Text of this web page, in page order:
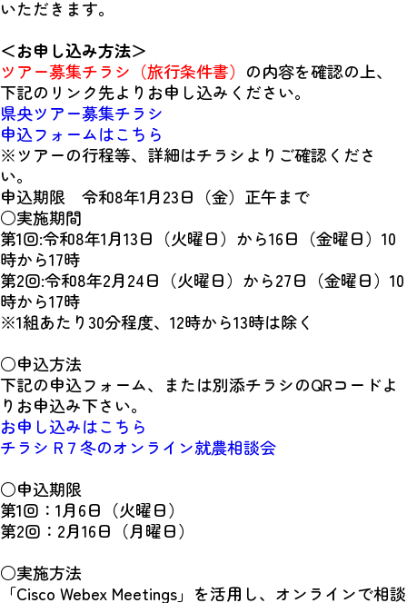
いただきます。
＜お申し込み方法＞
ツアー募集チラシ（旅行条件書） の内容を確認の上、
下記のリンク先よりお申し込みください。
県央ツアー募集チラシ
申込フォームはこちら
※ツアーの行程等、詳細はチラシよりご確認くださ
い。
申込期限 令和8年1月23日（金）正午まで
○実施期間
第1回:令和8年1月13日（火曜日）から16日（金曜日）10
時から17時
第2回:令和8年2月24日（火曜日）から27日（金曜日）10
時から17時
※1組あたり30分程度、12時から13時は除く
○申込方法
下記の申込フォーム、または別添チラシのQRコードよ
りお申込み下さい。
お申し込みはこちら
チラシ R７冬のオンライン就農相談会
○申込期限
第1回：1月6日（火曜日）
第2回：2月16日（月曜日）
○実施方法
「Cisco Webex Meetings」を活用し、オンラインで相談